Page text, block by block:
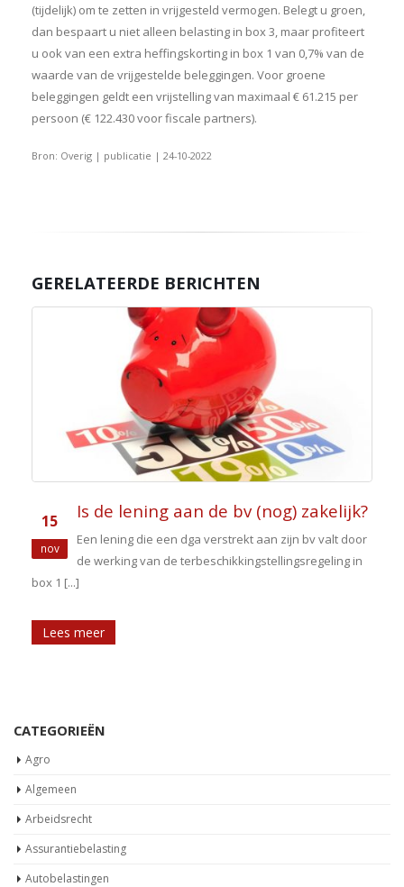
(tijdelijk) om te zetten in vrijgesteld vermogen. Belegt u groen,
dan bespaart u niet alleen belasting in box 3, maar profiteert
u ook van een extra heffingskorting in box 1 van 0,7% van de
waarde van de vrijgestelde beleggingen. Voor groene
beleggingen geldt een vrijstelling van maximaal € 61.215 per
persoon (€ 122.430 voor fiscale partners).
Bron: Overig | publicatie | 24-10-2022
GERELATEERDE BERICHTEN
15
nov
Is de lening aan de bv (nog) zakelijk?
Een lening die een dga verstrekt aan zijn bv valt door
de werking van de terbeschikkingstellingsregeling in
box 1 [...]
Lees meer
CATEGORIEËN
Agro
Algemeen
Arbeidsrecht
Assurantiebelasting
Autobelastingen